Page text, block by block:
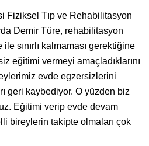
Fiziksel Tıp ve Rehabilitasyon
Demir Türe, rehabilitasyon
sınırlı kalmaması gerektiğine
eğitimi vermeyi amaçladıklarını
evde egzersizlerini
geri kaybediyor. O yüzden biz
Eğitimi verip evde devam
bireylerin takipte olmaları çok